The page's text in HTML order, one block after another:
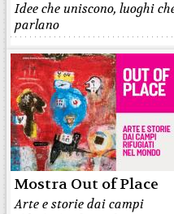
Idee che uniscono, luoghi
parlano
Mostra Out of Place
Arte e storie dai campi